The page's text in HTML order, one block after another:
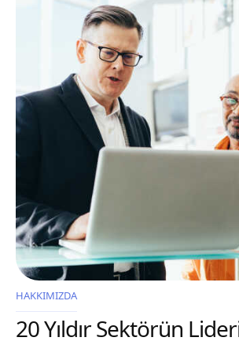
HAKKIMIZDA
20 Yıldır Sektörün